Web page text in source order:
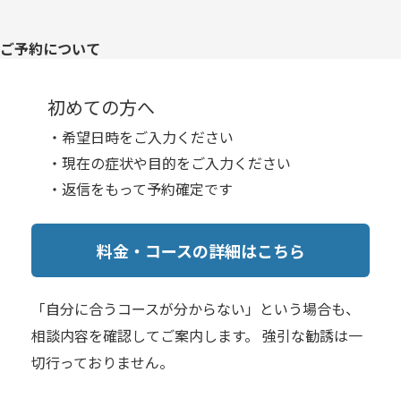
ご予約について
初めての方へ
・希望日時をご入力ください
・現在の症状や目的をご入力ください
・返信をもって予約確定です
料金・コースの詳細はこちら
「自分に合うコースが分からない」という場合も、
相談内容を確認してご案内します。 強引な勧誘は一
切行っておりません。